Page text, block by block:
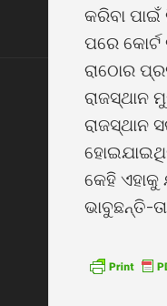
କରିବା
ପରେ
ରାଠୋର
ରାଜସ୍ଥାନ
ରାଜସ୍ଥାନ
କେହି
ଭାବୁଛନ୍ତି-